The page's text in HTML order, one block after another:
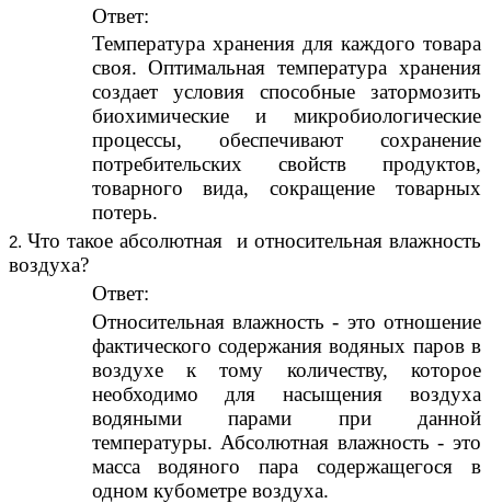
Ответ:
Температура хранения для каждого товара
своя. Оптимальная температура хранения
создает условия способные затормозить
биохимические и микробиологические
процессы, обеспечивают сохранение
потребительских свойств продуктов,
товарного вида, сокращение товарных
потерь.
Что такое абсолютная и относительная влажность
воздуха?
Ответ:
Относительная влажность - это отношение
фактического содержания водяных паров в
воздухе к тому количеству, которое
необходимо для насыщения воздуха
водяными парами при данной
температуры. Абсолютная влажность - это
масса водяного пара содержащегося в
одном кубометре воздуха.